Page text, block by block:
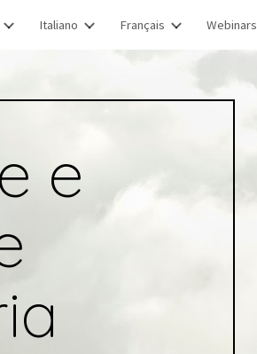
Skip to navigation
Italiano Français Webinars
e